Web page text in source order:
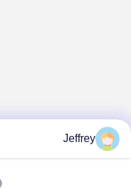
Jeffrey